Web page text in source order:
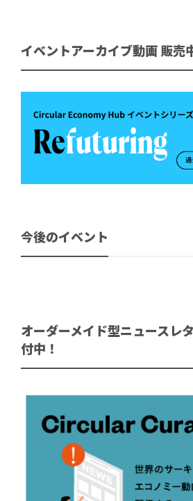
イベントアーカイブ動画 販売
今後のイベント
オーダーメイド型ニュースレ
付中！